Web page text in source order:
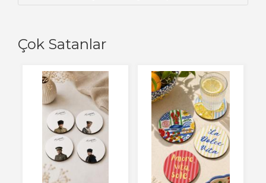
Çok Satanlar